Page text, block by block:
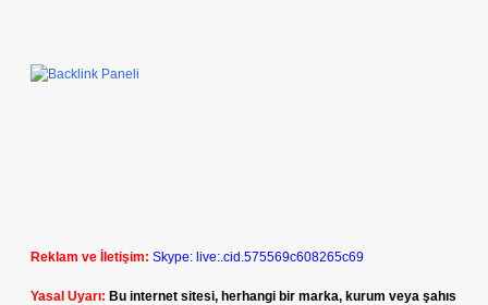
Reklam ve İletişim: Skype: live:.cid.575569c608265c69
Yasal Uyarı: Bu internet sitesi, herhangi bir marka, kurum veya şahıs